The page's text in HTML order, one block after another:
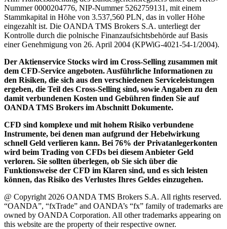
Nummer 0000204776, NIP-Nummer 5262759131, mit einem
Stammkapital in Höhe von 3.537,560 PLN, das in voller Höhe
eingezahlt ist. Die OANDA TMS Brokers S.A. unterliegt der
Kontrolle durch die polnische Finanzaufsichtsbehörde auf Basis
einer Genehmigung von 26. April 2004 (KPWiG-4021-54-1/2004).
Der Aktienservice Stocks wird im Cross-Selling zusammen mit
dem CFD-Service angeboten. Ausführliche Informationen zu
den Risiken, die sich aus den verschiedenen Serviceleistungen
ergeben, die Teil des Cross-Selling sind, sowie Angaben zu den
damit verbundenen Kosten und Gebühren finden Sie auf
OANDA TMS Brokers im Abschnitt Dokumente.
CFD sind komplexe und mit hohem Risiko verbundene
Instrumente, bei denen man aufgrund der Hebelwirkung
schnell Geld verlieren kann. Bei 76% der Privatanlegerkonten
wird beim Trading von CFDs bei diesem Anbieter Geld
verloren. Sie sollten überlegen, ob Sie sich über die
Funktionsweise der CFD im Klaren sind, und es sich leisten
können, das Risiko des Verlustes Ihres Geldes einzugehen.
@ Copyright 2026 OANDA TMS Brokers S.A. All rights reserved.
“OANDA”, “fxTrade” and OANDA’s “fx” family of trademarks are
owned by OANDA Corporation. All other trademarks appearing on
this website are the property of their respective owner.